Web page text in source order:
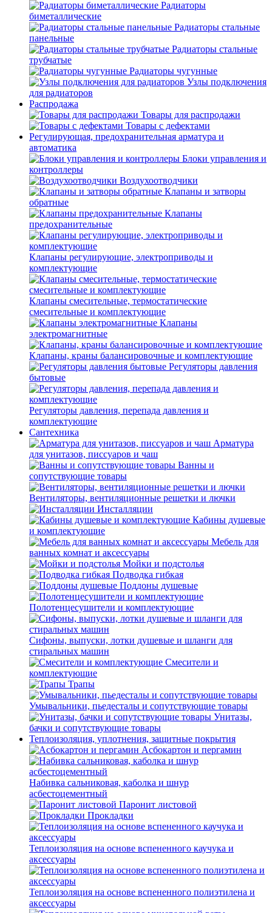
Радиаторы
биметаллические
Радиаторы стальные
панельные
Радиаторы стальные
трубчатые
Радиаторы чугунные
Узлы подключения
для радиаторов
Распродажа
Товары для распродажи
Товары с дефектами
Регулирующая, предохранительная арматура и
автоматика
Блоки управления и
контроллеры
Воздухоотводчики
Клапаны и затворы
обратные
Клапаны
предохранительные
Клапаны регулирующие, электроприводы и
комплектующие
Клапаны смесительные, термостатические
смесительные и комплектующие
Клапаны
электромагнитные
Клапаны, краны балансировочные и комплектующие
Регуляторы давления
бытовые
Регуляторы давления, перепада давления и
комплектующие
Сантехника
Арматура
для унитазов, писсуаров и чаш
Ванны и
сопутствующие товары
Вентиляторы, вентиляционные решетки и лючки
Инсталляции
Кабины душевые
и комплектующие
Мебель для
ванных комнат и аксессуары
Мойки и подстолья
Подводка гибкая
Поддоны душевые
Полотенцесушители и комплектующие
Сифоны, выпуски, лотки душевые и шланги для
стиральных машин
Смесители и
комплектующие
Трапы
Умывальники, пьедесталы и сопутствующие товары
Унитазы,
бачки и сопутствующие товары
Теплоизоляция, уплотнения, защитные покрытия
Асбокартон и пергамин
Набивка сальниковая, каболка и шнур
асбестоцементный
Паронит листовой
Прокладки
Теплоизоляция на основе вспененного каучука и
аксессуары
Теплоизоляция на основе вспененного полиэтилена и
аксессуары